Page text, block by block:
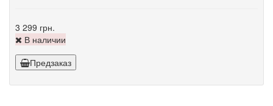
3 299 грн.
В наличии
Предзаказ